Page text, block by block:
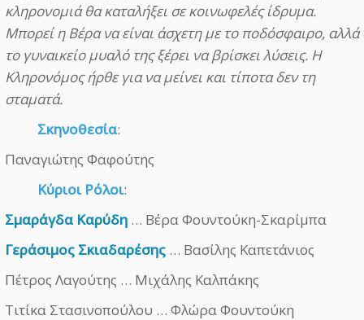
κληρονομιά θα καταλήξει σε κοινωφελές ίδρυμα.
Μπορεί η Βέρα να είναι άσχετη με το ποδόσφαιρο, αλλά
το γυναικείο μυαλό της ξέρει να βρίσκει λύσεις. Η
Κληρονόμος ήρθε για να μείνει και τίποτα δεν τη
σταματά.
Σκηνοθεσία:
Παναγιώτης Φαφούτης
Κύριοι Ρόλοι:
Σμαράγδα Καρύδη … Βέρα Φουντούκη-Σκαρίμπα
Γεράσιμος Σκιαδαρέσης … Βασίλης Καπετάνιος
Πέτρος Λαγούτης … Μιχάλης Καλπάκης
Τιτίκα Στασινοπούλου … Φλώρα Φουντούκη